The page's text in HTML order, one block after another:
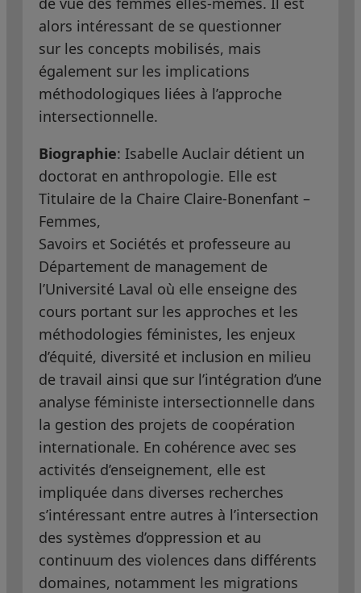
alors intéressant de se questionner
sur les concepts mobilisés, mais
également sur les implications
méthodologiques liées à l’approche
intersectionnelle.
Biographie: Isabelle Auclair détient un
doctorat en anthropologie. Elle est
Titulaire de la Chaire Claire-Bonenfant –
Femmes,
Savoirs et Sociétés et professeure au
Département de management de
l’Université Laval où elle enseigne des
cours portant sur les approches et les
méthodologies féministes, les enjeux
d’équité, diversité et inclusion en milieu
de travail ainsi que sur l’intégration d’une
analyse féministe intersectionnelle dans
la gestion des projets de coopération
internationale. En cohérence avec ses
activités d’enseignement, elle est
impliquée dans diverses recherches
s’intéressant entre autres à l’intersection
des systèmes d’oppression et au
continuum des violences dans différents
domaines, notamment les migrations